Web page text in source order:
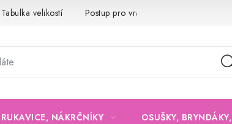
Tabulka velikostí Postup pro vrácení a výměnu
NÁKRČNÍKY OSUŠKY,